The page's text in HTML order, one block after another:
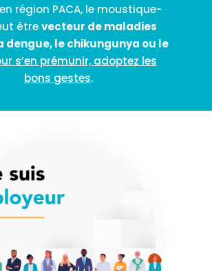
région PACA, le moustique-
êtrevecteur de maladies
dengue, le chikungunya ou le
s’en prémunir, adoptez les
bons gestes.